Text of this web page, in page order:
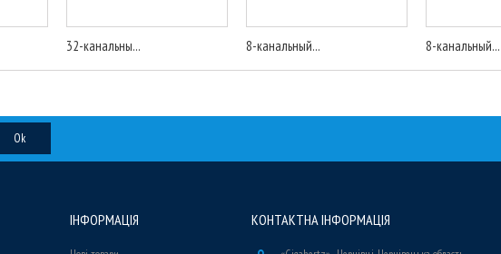
32-канальны... 8-канальный... 8-канальный...
Ok
ІНФОРМАЦІЯ КОНТАКТНА ІНФОРМАЦІЯ